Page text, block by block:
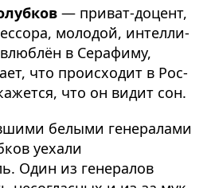
— при­ват-доцент,
моло­дой, интел­ли­
в Сера­фиму,
что про­ис­хо­дит в Рос­
что он видит сон.
белыми генералами
уехали
Один из генералов